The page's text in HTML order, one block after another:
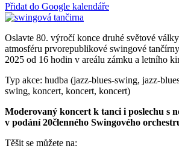
Přidat do Google kalendáře
Oslavte 80. výročí konce druhé světové
atmosféru prvorepublikové swingové
2025 od 16 hodin v areálu zámku a letního
Typ akce: hudba (jazz-blues-swing, jazz-
swing, koncert, koncert, koncert)
Moderovaný koncert k tanci i poslechu s
v podání 20členného Swingového
Těšit se můžete na: